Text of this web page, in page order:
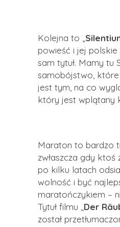
Kolejna to „
powieść i jej
sam tytuł. Mamy tu
samobójstwo, które
jest tym, na co
który jest wplątany
Maraton to bardzo
zwłaszcza gdy ktoś
po kilku latach
wolność i być
maratończykiem –
Tytuł filmu „Der
został